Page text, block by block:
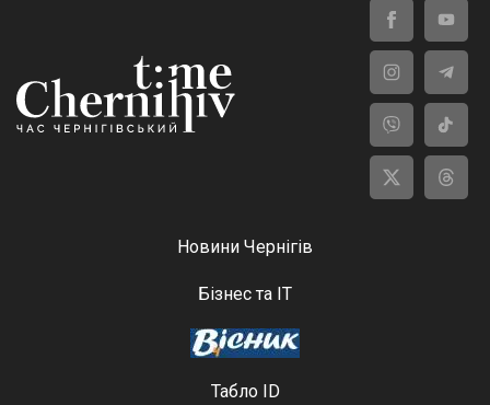
Новини Чернігів
Бізнес та ІТ
Табло ID